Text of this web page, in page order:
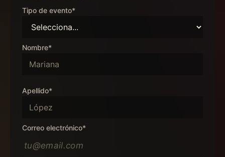
Tipo de evento*
Nombre*
Apellido*
Correo electrónico*